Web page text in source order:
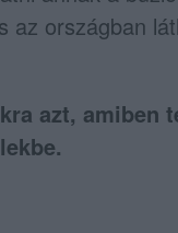
országban
azt, amiben